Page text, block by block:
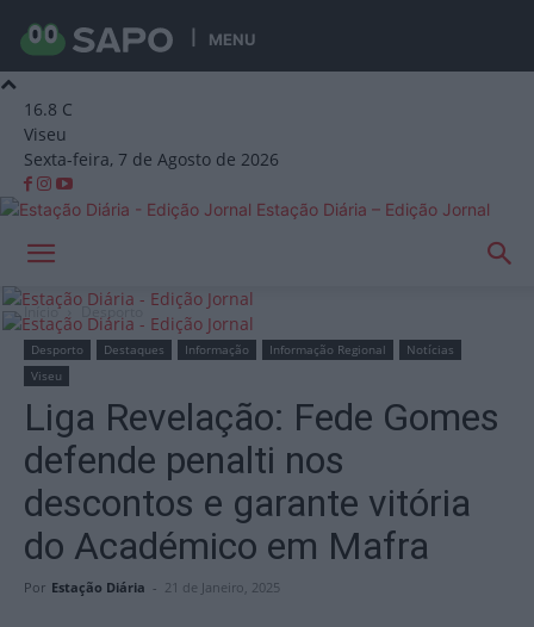
MENU
16.8 C
Viseu
Sexta-feira, 7 de Agosto de 2026
Estação Diária – Edição Jornal
Início Desporto
Desporto Destaques Informação Informação Regional
Notícias
Viseu
Liga Revelação: Fede Gomes
defende penalti nos
descontos e garante vitória
do Académico em Mafra
Por Estação Diária - 21 de Janeiro, 2025